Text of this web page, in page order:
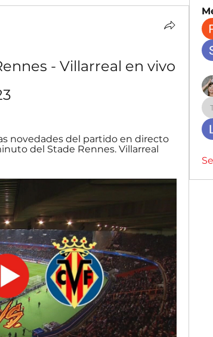
- Villarreal en vivo
novedades del partido en directo
del Stade Rennes. Villarreal